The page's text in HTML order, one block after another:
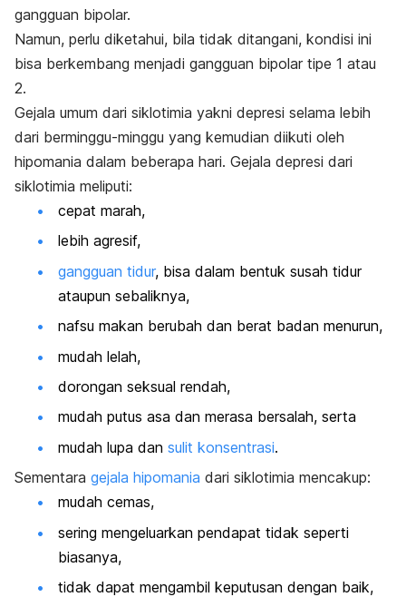
gangguan bipolar.
Namun, perlu diketahui, bila tidak ditangani, kondisi ini
bisa berkembang menjadi gangguan bipolar tipe 1 atau
2.
Gejala umum dari siklotimia yakni depresi selama lebih
dari berminggu-minggu yang kemudian diikuti oleh
hipomania dalam beberapa hari. Gejala depresi dari
siklotimia meliputi:
cepat marah,
lebih agresif,
gangguan tidur, bisa dalam bentuk susah tidur
ataupun sebaliknya,
nafsu makan berubah dan berat badan menurun,
mudah lelah,
dorongan seksual rendah,
mudah putus asa dan merasa bersalah, serta
mudah lupa dan sulit konsentrasi.
Sementara gejala hipomania dari siklotimia mencakup:
mudah cemas,
sering mengeluarkan pendapat tidak seperti
biasanya,
tidak dapat mengambil keputusan dengan baik,